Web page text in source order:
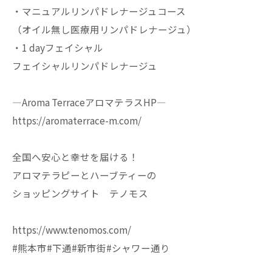
・マニュアルリンパドレナージュコース
（オイル無し医療用リンパドレナージュ）
・1 dayフェイシャル
フェイシャルリンパドレナージュ
—Aroma TerraceアロマテラスHP—
https://aromaterrace-m.com/
全国へ安心と幸せを届ける！
アロマテラピーとハーブティーの
ショッピングサイト テノモス
https://www.tenomos.com/
#熊本市#下通#新市街#シャワー通り